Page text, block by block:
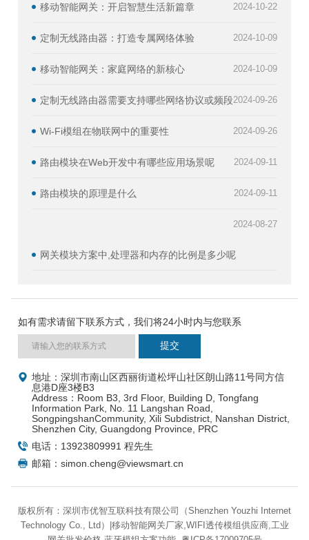
2024-10-22
移动智能网关：开启智慧生活新篇章
2024-10-09
定制无线路由器：打造专属网络体验
2024-10-09
移动智能网关：家庭网络的新核心
2024-09-26
定制无线路由器需要支持哪些网络协议或频段
2024-09-26
Wi-Fi模组在物联网中的重要性
2024-09-11
路由模块在Web开发中有哪些应用场景呢
2024-09-11
路由模块的原理是什么
2024-08-27
网关模块方案中,处理器和内存的比例是多少呢
如有需求请留下联系方式，我们将24小时内与您联系
地址：深圳市南山区西丽街道松坪山社区朗山路11号同方信
息港D座3楼B3
Address：Room B3, 3rd Floor, Building D, Tongfang
Information Park, No. 11 Langshan Road,
SongpingshanCommunity, Xili Subdistrict, Nanshan District,
Shenzhen City, Guangdong Province, PRC
电话：13923809991 程先生
邮箱：simon.cheng@viewsmart.cn
版权所有：深圳市优智互联科技有限公司（Shenzhen Youzhi Internet
Technology Co., Ltd）|移动智能网关厂家,WIFI透传模组供应商,工业